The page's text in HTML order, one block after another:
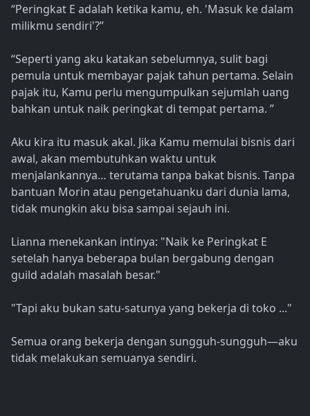
“Peringkat E adalah ketika kamu, eh. 'Masuk ke dalam
milikmu sendiri'?”
“Seperti yang aku katakan sebelumnya, sulit bagi
pemula untuk membayar pajak tahun pertama. Selain
pajak itu, Kamu perlu mengumpulkan sejumlah uang
bahkan untuk naik peringkat di tempat pertama. ”
Aku kira itu masuk akal. Jika Kamu memulai bisnis dari
awal, akan membutuhkan waktu untuk
menjalankannya… terutama tanpa bakat bisnis. Tanpa
bantuan Morin atau pengetahuanku dari dunia lama,
tidak mungkin aku bisa sampai sejauh ini.
Lianna menekankan intinya: "Naik ke Peringkat E
setelah hanya beberapa bulan bergabung dengan
guild adalah masalah besar."
"Tapi aku bukan satu-satunya yang bekerja di toko ..."
Semua orang bekerja dengan sungguh-sungguh—aku
tidak melakukan semuanya sendiri.